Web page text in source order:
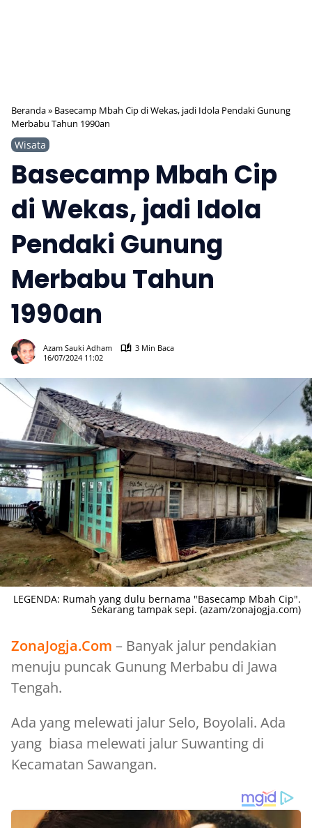
Beranda» Basecamp Mbah Cip di Wekas, jadi Idola Pendaki Gunung
Merbabu Tahun 1990an
Wisata
Basecamp Mbah Cip
di Wekas, jadi Idola
Pendaki Gunung
Merbabu Tahun
1990an
Azam Sauki Adham
3 Min Baca
16/07/2024 11:02
LEGENDA: Rumah yang dulu bernama "Basecamp Mbah Cip".
Sekarang tampak sepi. (azam/zonajogja.com)
ZonaJogja.Com – Banyak jalur pendakian
menuju puncak Gunung Merbabu di Jawa
Tengah.
Ada yang melewati jalur Selo, Boyolali. Ada
yang biasa melewati jalur Suwanting di
Kecamatan Sawangan.